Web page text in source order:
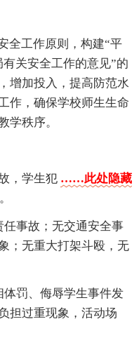
全工作原则，构建“平
关安全工作的意见”的
增加投入，提高防范水
作，确保学校师生生命
学秩序。
，学生犯 ……此处隐藏
事故；无交通安全事
；无重大打架斗殴，无
罚、侮辱学生事件发
担过重现象，活动场